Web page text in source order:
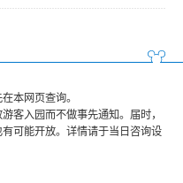
本网页查询。
客入园而不做事先通知。届时，
可能开放。详情请于当日咨询设